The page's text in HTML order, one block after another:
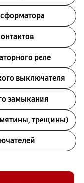
реле
выключателя
замыкания
трещины)